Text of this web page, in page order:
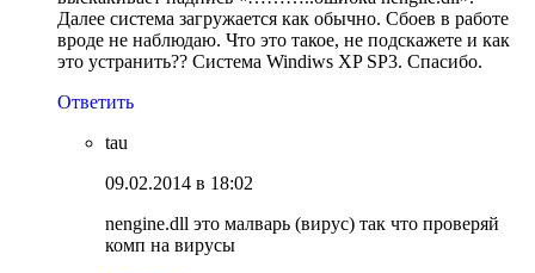
Далее система загружается как обычно. Сбоев в работе
вроде не наблюдаю. Что это такое, не подскажете и как
это устранить?? Система Windiws XP SP3. Спасибо.
Ответить
tau
09.02.2014 в 18:02
nengine.dll это малварь (вирус) так что проверяй
комп на вирусы